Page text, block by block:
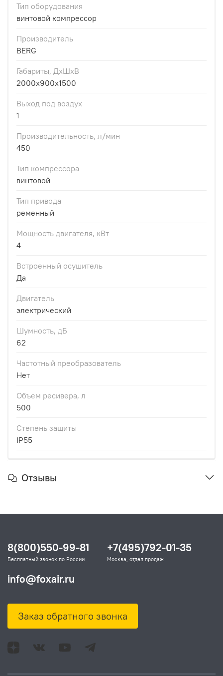
Тип оборудования
винтовой компрессор
Производитель
BERG
Габариты, ДхШхВ
2000х900х1500
Выход под воздух
1
Производительность, л/мин
450
Тип компрессора
винтовой
Тип привода
ременный
Мощность двигателя, кВт
4
Встроенный осушитель
Да
Двигатель
электрический
Шумность, дБ
62
Частотный преобразователь
Нет
Объем ресивера, л
500
Степень защиты
IP55
Отзывы
8(800)550-99-81
Бесплатный звонок по России
+7(495)792-01-35
Москва, отдел продаж
info@foxair.ru
Заказ обратного звонка